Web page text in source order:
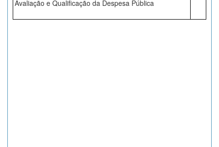
Avaliação e Qualificação da Despesa Pública